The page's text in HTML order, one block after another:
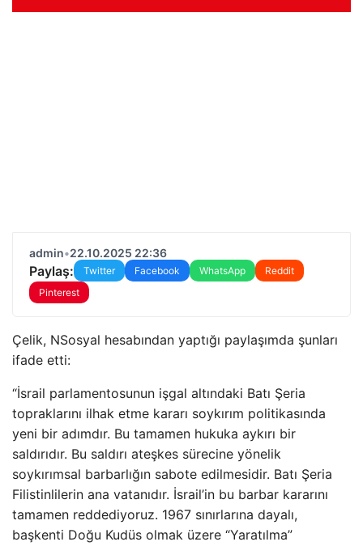
admin•22.10.2025 22:36
Paylaş: Twitter Facebook WhatsApp
Reddit
Pinterest
Çelik, NSosyal hesabından yaptığı paylaşımda şunları
ifade etti:
“İsrail parlamentosunun işgal altındaki Batı Şeria
topraklarını ilhak etme kararı soykırım politikasında
yeni bir adımdır. Bu tamamen hukuka aykırı bir
saldırıdır. Bu saldırı ateşkes sürecine yönelik
soykırımsal barbarlığın sabote edilmesidir. Batı Şeria
Filistinlilerin ana vatanıdır. İsrail’in bu barbar kararını
tamamen reddediyoruz. 1967 sınırlarına dayalı,
başkenti Doğu Kudüs olmak üzere “Yaratılma”